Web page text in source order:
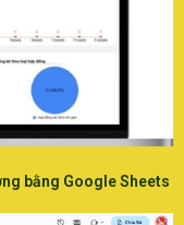
bằng Google Sheets